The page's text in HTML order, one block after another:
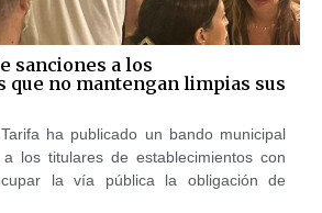
sanciones a los
que no mantengan limpias sus
ha publicado un bando municipal
los titulares de establecimientos con
la vía pública la obligación de